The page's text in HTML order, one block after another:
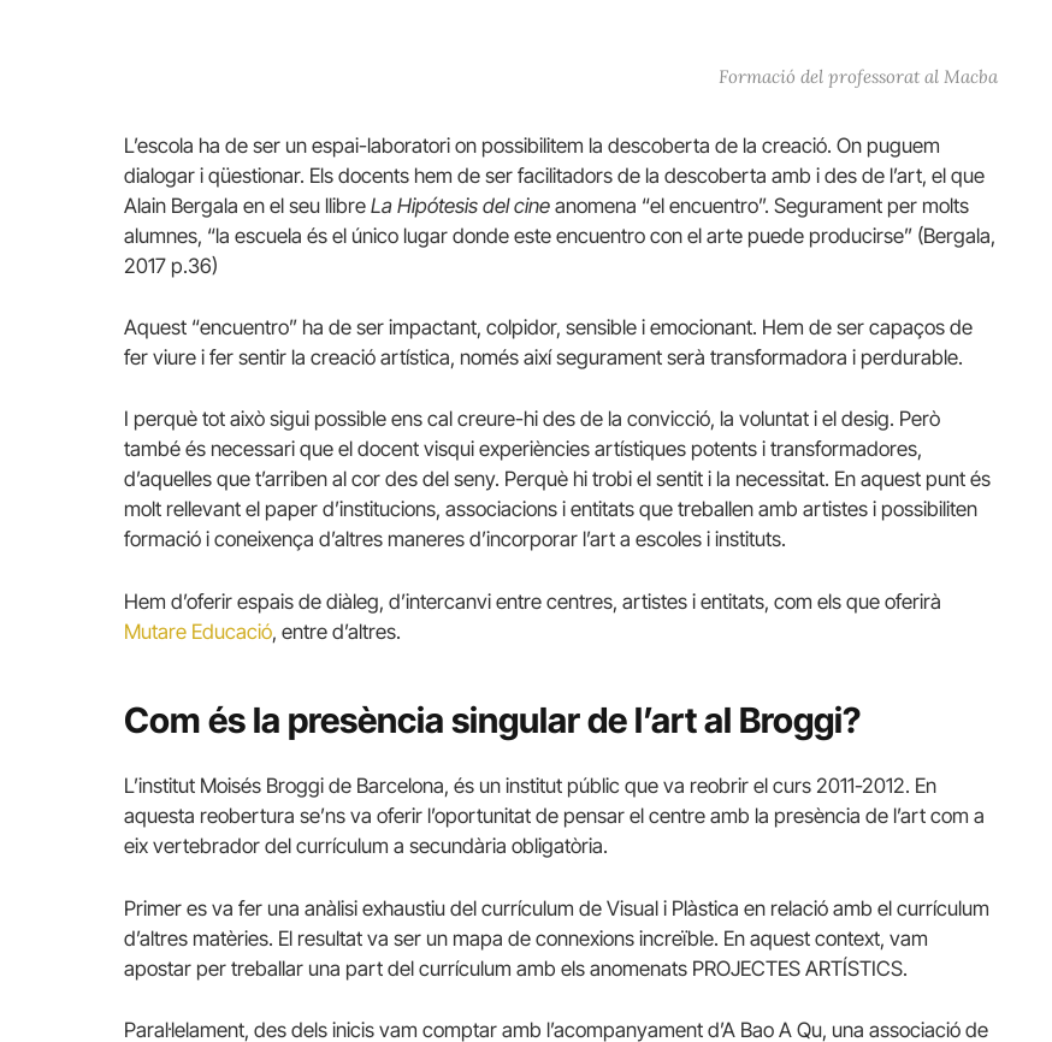
Formació del professorat al Macba
L’escola ha de ser un espai-laboratori on possibilitem la descoberta de la creació. On puguem
dialogar i qüestionar. Els docents hem de ser facilitadors de la descoberta amb i des de l’art, el que
Alain Bergala en el seu llibre La Hipótesis del cine anomena “el encuentro”. Segurament per molts
alumnes, “la escuela és el único lugar donde este encuentro con el arte puede producirse” (Bergala,
2017 p.36)
Aquest “encuentro” ha de ser impactant, colpidor, sensible i emocionant. Hem de ser capaços de
fer viure i fer sentir la creació artística, només així segurament serà transformadora i perdurable.
I perquè tot això sigui possible ens cal creure-hi des de la convicció, la voluntat i el desig. Però
també és necessari que el docent visqui experiències artístiques potents i transformadores,
d’aquelles que t’arriben al cor des del seny. Perquè hi trobi el sentit i la necessitat. En aquest punt és
molt rellevant el paper d’institucions, associacions i entitats que treballen amb artistes i possibiliten
formació i coneixença d’altres maneres d’incorporar l’art a escoles i instituts.
Hem d’oferir espais de diàleg, d’intercanvi entre centres, artistes i entitats, com els que oferirà
Mutare Educació, entre d’altres.
Com és la presència singular de l’art al Broggi?
L’institut Moisés Broggi de Barcelona, ​​és un institut públic que va reobrir el curs 2011-2012. En
aquesta reobertura se’ns va oferir l’oportunitat de pensar el centre amb la presència de l’art com a
eix vertebrador del currículum a secundària obligatòria.
Primer es va fer una anàlisi exhaustiu del currículum de Visual i Plàstica en relació amb el currículum
d’altres matèries. El resultat va ser un mapa de connexions increïble. En aquest context, vam
apostar per treballar una part del currículum amb els anomenats PROJECTES ARTÍSTICS.
Paral·lelament, des dels inicis vam comptar amb l’acompanyament d’A Bao A Qu, una associació de